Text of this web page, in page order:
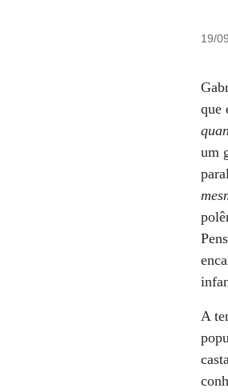
19/
que
um
A